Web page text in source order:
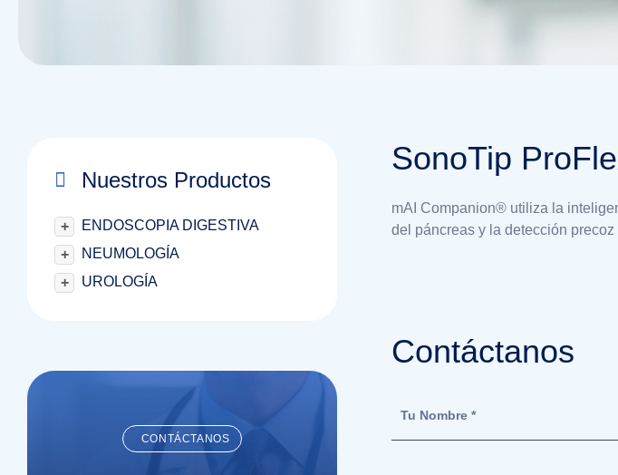
SonoTip
mAI Companion® utiliza la
del páncreas y la detección
Contáctanos
Nuestros Productos
+
ENDOSCOPIA DIGESTIVA
+
NEUMOLOGÍA
+
UROLOGÍA
CONTÁCTANOS